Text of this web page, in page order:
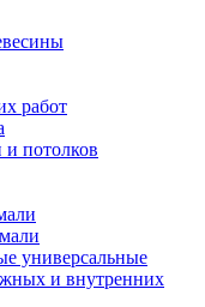
работ
и потолков
универсальные
и внутренних